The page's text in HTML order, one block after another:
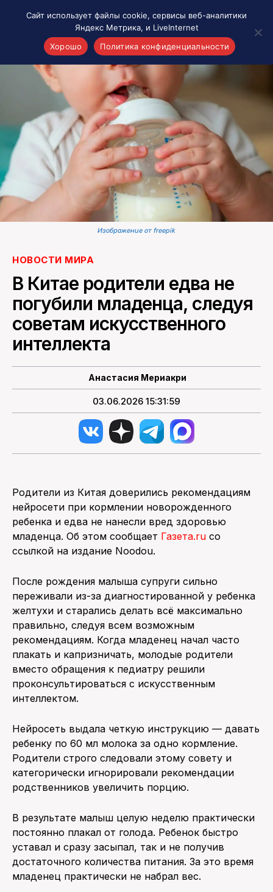
Акценты
Материалы о Рязани и области
Проекты 7 инфо
Здоровье
Интересное
Новости кино и ТВ
Новости России
Политика
Новости мира
Все материалы 7инфо
ПОИСК ПО САЙТУ
Изображение от freepik
НОВОСТИ МИРА
В Китае родители едва не
погубили младенца, следуя
советам искусственного
интеллекта
Анастасия Мериакри
03.06.2026 15:31:59
Родители из Китая доверились рекомендациям
нейросети при кормлении новорожденного
ребенка и едва не нанесли вред здоровью
младенца. Об этом сообщает Газета.ru со
ссылкой на издание Noodou.
После рождения малыша супруги сильно
переживали из-за диагностированной у ребенка
желтухи и старались делать всё максимально
правильно, следуя всем возможным
рекомендациям. Когда младенец начал часто
плакать и капризничать, молодые родители
вместо обращения к педиатру решили
проконсультироваться с искусственным
интеллектом.
Нейросеть выдала четкую инструкцию — давать
ребенку по 60 мл молока за одно кормление.
Родители строго следовали этому совету и
категорически игнорировали рекомендации
родственников увеличить порцию.
В результате малыш целую неделю практически
постоянно плакал от голода. Ребенок быстро
уставал и сразу засыпал, так и не получив
достаточного количества питания. За это время
младенец практически не набрал вес.
Сайт использует файлы cookie, сервисы веб-аналитики
Яндекс Метрика, и LiveInternet
Хорошо
Политика конфиденциальности